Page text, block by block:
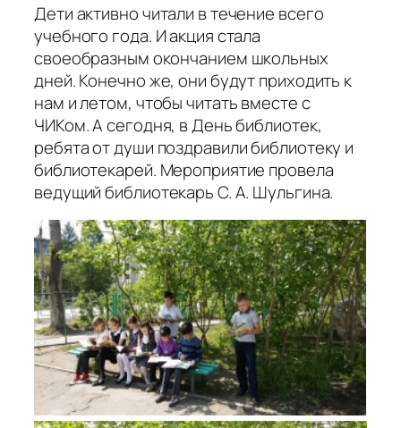
Дети активно читали в течение всего
учебного года. И акция стала
своеобразным окончанием школьных
дней. Конечно же, они будут приходить к
нам и летом, чтобы читать вместе с
ЧИКом. А сегодня, в День библиотек,
ребята от души поздравили библиотеку и
библиотекарей. Мероприятие провела
ведущий библиотекарь С. А. Шульгина.